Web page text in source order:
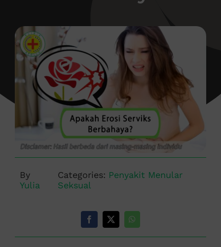
By
Yulia
Categories: Penyakit Menular
Seksual